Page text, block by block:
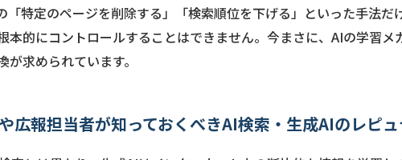
「特定のページを削除する」「検索順位を下げる」といった手法
本的にコントロールすることはできません。今まさに、AIの学習
が求められています。
広報担当者が知っておくべきAI検索・生成AIのレピ